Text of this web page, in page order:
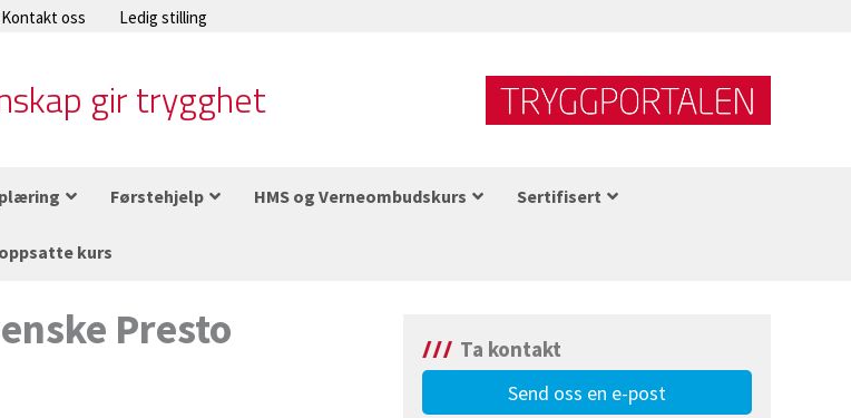
Kontakt oss Ledig stilling
gir trygghet
Førstehjelp HMS og Verneombudskurs Sertifisert
kurs
Presto Ta kontakt
Send oss en e-post